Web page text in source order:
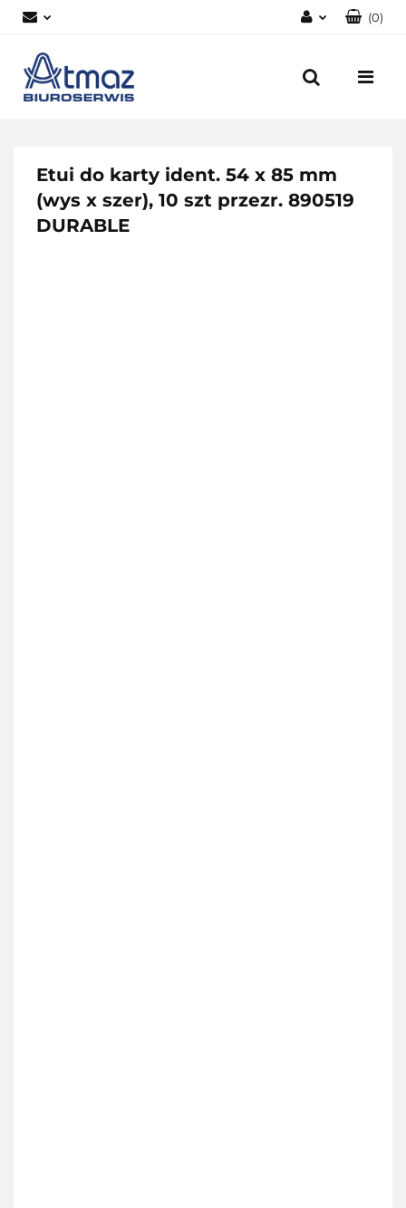
Zarejestruj się
(0)
Etui do karty ident. 54 x 85 mm
(wys x szer), 10 szt przezr. 890519
DURABLE